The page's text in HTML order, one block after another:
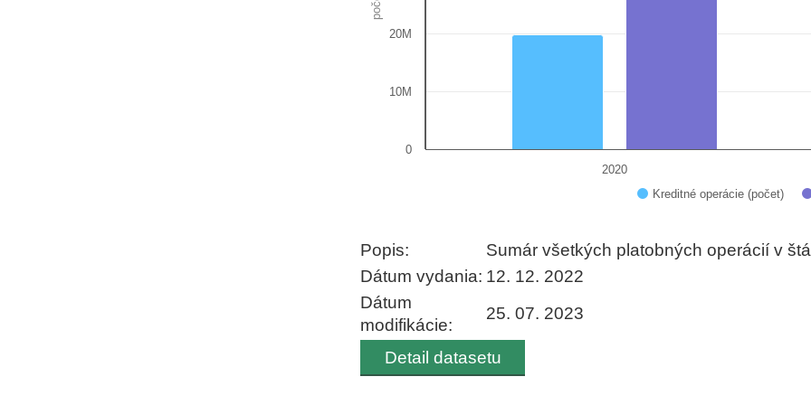
Kreditné operácie (počet)
2020
0
10M
20M
Popis:
Sumár všetkých platobných operácií v
Dátum vydania: 12. 12. 2022
Dátum
modifikácie:
25. 07. 2023
Detail datasetu